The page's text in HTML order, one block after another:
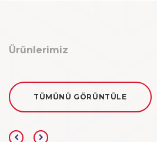
Ürünlerimiz
TÜMÜNÜ GÖRÜNTÜLE